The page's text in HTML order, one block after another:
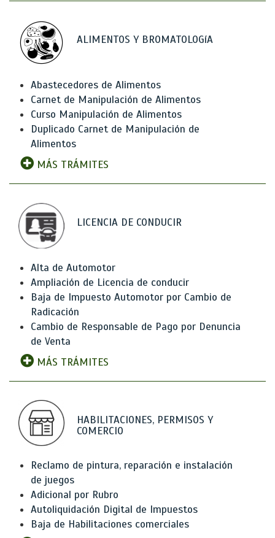
ALIMENTOS Y BROMATOLOGíA
Abastecedores de Alimentos
Carnet de Manipulación de Alimentos
Curso Manipulación de Alimentos
Duplicado Carnet de Manipulación de
Alimentos
MÁS TRÁMITES
LICENCIA DE CONDUCIR
Alta de Automotor
Ampliación de Licencia de conducir
Baja de Impuesto Automotor por Cambio de
Radicación
Cambio de Responsable de Pago por Denuncia
de Venta
MÁS TRÁMITES
HABILITACIONES, PERMISOS Y
COMERCIO
Reclamo de pintura, reparación e instalación
de juegos
Adicional por Rubro
Autoliquidación Digital de Impuestos
Baja de Habilitaciones comerciales